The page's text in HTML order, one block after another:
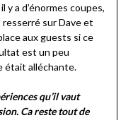
y a d’énormes coupes,
sur Dave et
aux guests si ce
est un peu
était alléchante.
qu’il vaut
Ca reste tout de